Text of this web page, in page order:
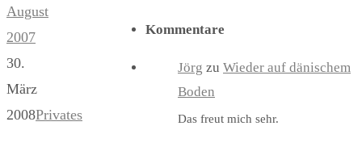
August
2007
30.
März
2008Privates
Kommentare
Jörg zu Wieder auf dänischem
Boden
Das freut mich sehr.